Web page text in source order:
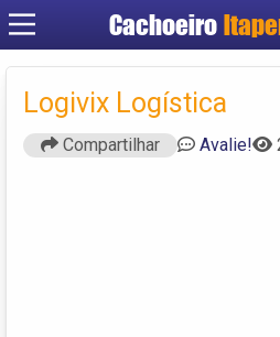
Cachoeiro
Criar
Logivix Logística
Compartilhar Avalie!